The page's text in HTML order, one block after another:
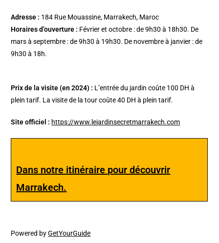
Adresse : 184 Rue Mouassine, Marrakech, Maroc
Horaires d’ouverture : Février et octobre : de 9h30 à 18h30. De
mars à septembre : de 9h30 à 19h30. De novembre à janvier : de
9h30 à 18h.
Prix de la visite (en 2024) : L’entrée du jardin coûte 100 DH à
plein tarif. La visite de la tour coûte 40 DH à plein tarif.
Site officiel : https://www.lejardinsecretmarrakech.com
Dans notre itinéraire pour découvrir
Marrakech.
Powered byGetYourGuide